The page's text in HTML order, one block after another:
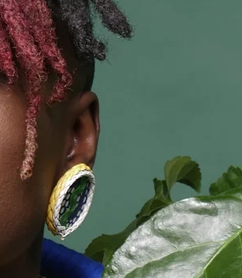
Mi Gudu